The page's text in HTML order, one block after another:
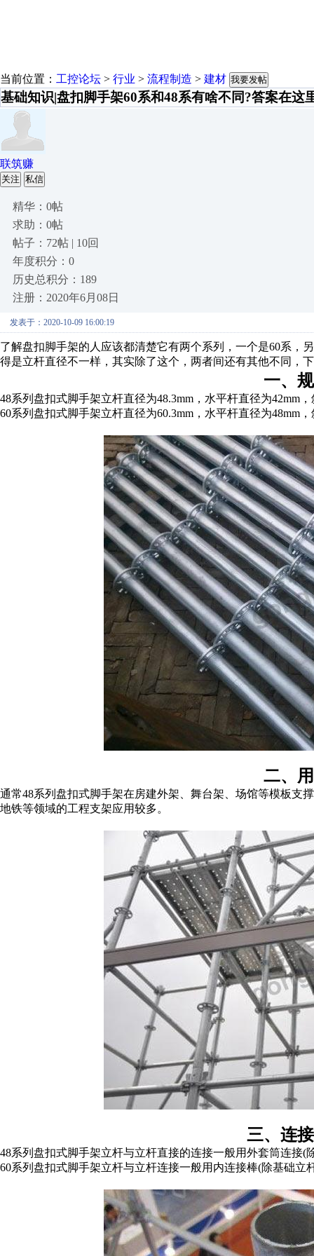
当前位置： 工控论坛 > 行业 > 流程制造 > 建材 我要发帖
基础知识|盘扣脚手架60系和48系有啥不同?答案在这
联筑赚
关注 私信
精华：0帖
求助：0帖
帖子：72帖 | 10回
年度积分：0
历史总积分：189
注册：2020年6月08日
发表于：2020-10-09 16:00:19
了解盘扣脚手架的人应该都清楚它有两个系列，一个是60系，
得是立杆直径不一样，其实除了这个，两者间还有其他不同，
一、
48系列盘扣式脚手架立杆直径为48.3mm，水平杆直径为42mm
60系列盘扣式脚手架立杆直径为60.3mm，水平杆直径为48mm
二、
通常48系列盘扣式脚手架在房建外架、舞台架、场馆等模板支
地铁等领域的工程支架应用较多。
三、连
48系列盘扣式脚手架立杆与立杆直接的连接一般用外套筒连接(
60系列盘扣式脚手架立杆与立杆连接一般用内连接棒(除基础立